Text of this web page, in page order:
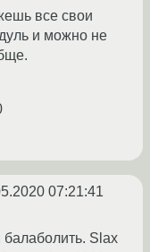
все свои
и можно не
07:21:41
Slax